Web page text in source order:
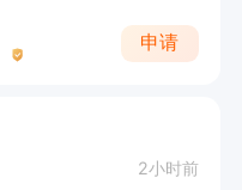
申请
2小时前